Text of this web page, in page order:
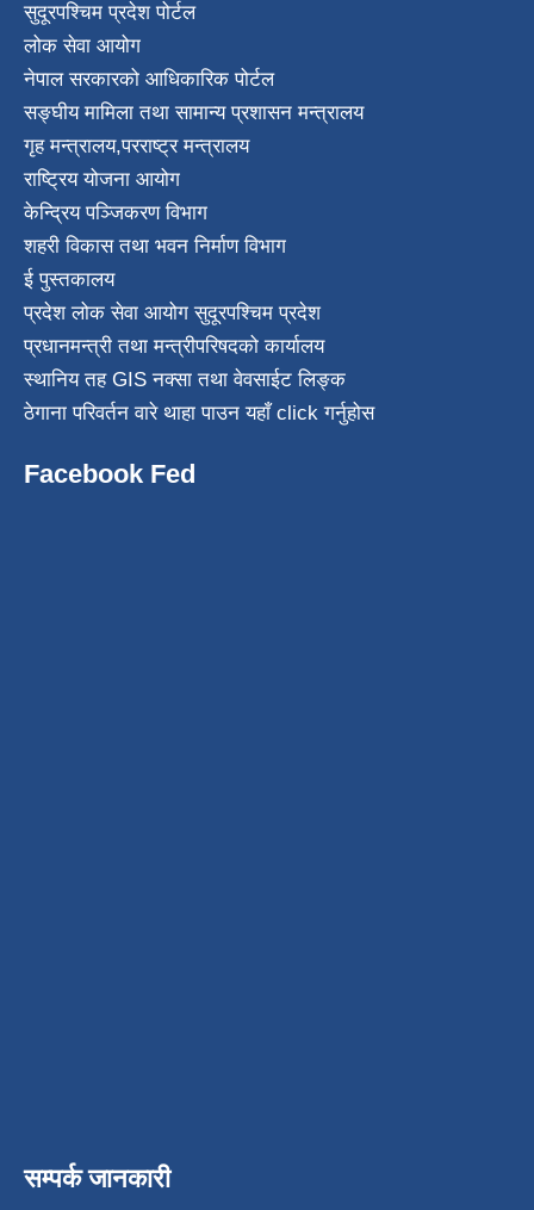
सुदूरपश्चिम प्रदेश पोर्टल
लोक सेवा आयोग
नेपाल सरकारको आधिकारिक पोर्टल
सङ्घीय मामिला तथा सामान्य प्रशासन मन्त्रालय
गृह मन्त्रालय,परराष्ट्र मन्त्रालय
राष्ट्रिय योजना आयोग
केन्द्रिय पञ्जिकरण विभाग
शहरी विकास तथा भवन निर्माण विभाग
ई पुस्तकालय
प्रदेश लोक सेवा आयोग सुदूरपश्चिम प्रदेश
प्रधानमन्त्री तथा मन्त्रीपरिषदको कार्यालय
स्थानिय तह GIS नक्सा तथा वेवसाईट लिङ्क
ठेगाना परिवर्तन वारे थाहा पाउन यहाँ click गर्नुहोस
Facebook Fed
सम्पर्क जानकारी